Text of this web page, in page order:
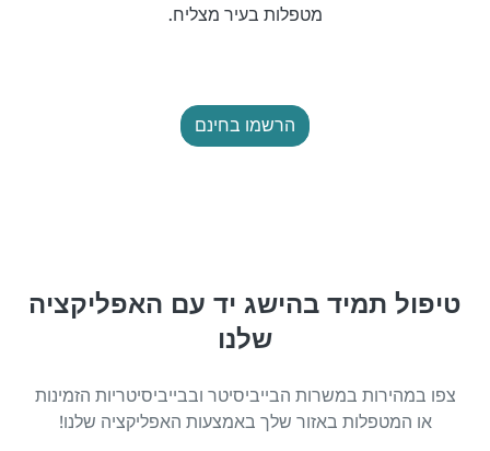
מטפלות בעיר מצליח.
הרשמו בחינם
טיפול תמיד בהישג יד עם האפליקציה
שלנו
צפו במהירות במשרות הבייביסיטר ובבייביסיטריות הזמינות
או המטפלות באזור שלך באמצעות האפליקציה שלנו!